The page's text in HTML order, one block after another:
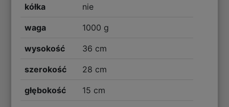
kółka nie
waga 1000 g
wysokość 36 cm
szerokość 28 cm
głębokość 15 cm